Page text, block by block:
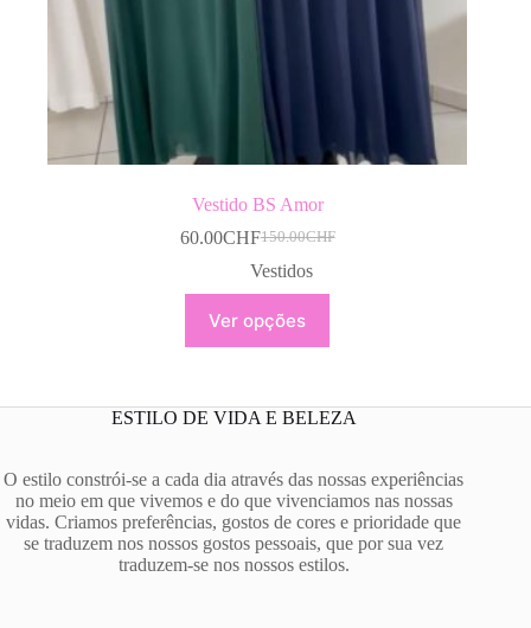
Vestido BS Amor
150.00CHF
O
preço
era:
150.00CHF.
60.00CHFO
preço
60.00CHF.
Vestidos
Ver opções
product
has
The
options
be
chosen
on
the
product
ESTILO DE VIDA E BELEZA
O estilo constrói-se a cada dia através das nossas experiências
no meio em que vivemos e do que vivenciamos nas nossas
vidas. Criamos preferências, gostos de cores e prioridade que
se traduzem nos nossos gostos pessoais, que por sua vez
traduzem-se nos nossos estilos.